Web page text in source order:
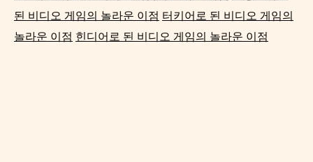
된 비디오 게임의 놀라운 이점 터키어로 된 비디오 게임의
놀라운 이점 힌디어로 된 비디오 게임의 놀라운 이점